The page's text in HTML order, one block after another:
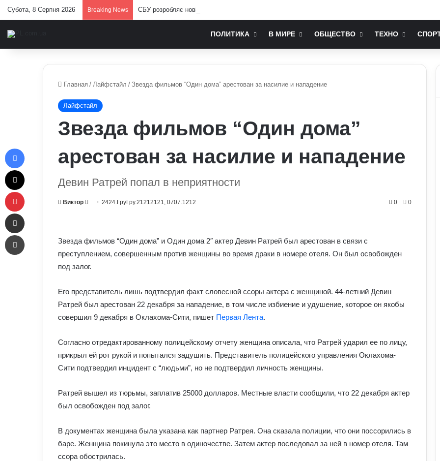
Субота, 8 Серпня 2026 Breaking News СБУ розробляє нові операції проти РФ: Зеленський зробив важливу заяву
ПОЛИТИКА В МИРЕ ОБЩЕСТВО ТЕХНО
Главная / Лайфстайл / Звезда фильмов “Один дома” арестован за насилие и нападение
Лайфстайл
Звезда фильмов “Один дома”
арестован за насилие и нападение
Девин Ратрей попал в неприятности
Виктор
Send2424.ГруГру.21212121, 0707:1212 0 0
Звезда фильмов “Один дома” и Один дома 2″ актер Девин Ратрей был арестован в связи с
преступлением, совершенным против женщины во время драки в номере отеля. Он был освобожден
под залог.
Его представитель лишь подтвердил факт словесной ссоры актера с женщиной. 44-летний Девин
Ратрей был арестован 22 декабря за нападение, в том числе избиение и удушение, которое он якобы
совершил 9 декабря в Оклахома-Сити, пишет Первая Лента.
Согласно отредактированному полицейскому отчету женщина описала, что Ратрей ударил ее по лицу,
прикрыл ей рот рукой и попытался задушить. Представитель полицейского управления Оклахома-
Сити подтвердил инцидент с “людьми”, но не подтвердил личность женщины.
Ратрей вышел из тюрьмы, заплатив 25000 долларов. Местные власти сообщили, что 22 декабря актер
был освобожден под залог.
В документах женщина была указана как партнер Ратрея. Она сказала полиции, что они поссорились в
баре. Женщина покинула это место в одиночестве. Затем актер последовал за ней в номер отеля. Там
ссора обострилась.
країнами: пояснення сну з точки зору
сюрпризи
впливає на організм: приховані
ризики для здоров’я